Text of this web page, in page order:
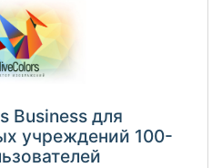
Business для
учреждений 100-